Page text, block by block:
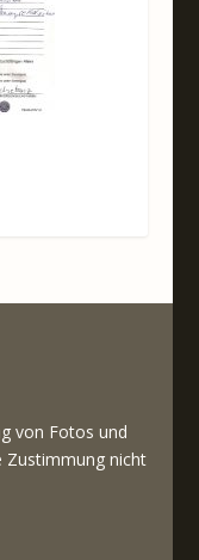
von Fotos und
Zustimmung nicht